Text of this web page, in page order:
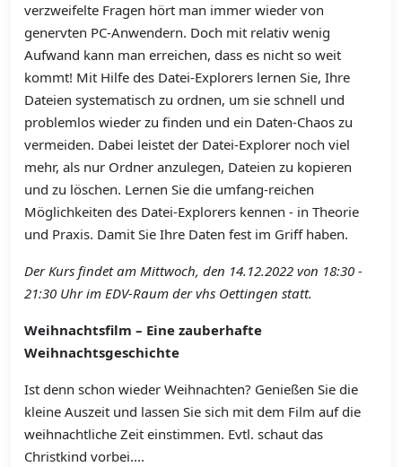
verzweifelte Fragen hört man immer wieder von
genervten PC-Anwendern. Doch mit relativ wenig
Aufwand kann man erreichen, dass es nicht so weit
kommt! Mit Hilfe des Datei-Explorers lernen Sie, Ihre
Dateien systematisch zu ordnen, um sie schnell und
problemlos wieder zu finden und ein Daten-Chaos zu
vermeiden. Dabei leistet der Datei-Explorer noch viel
mehr, als nur Ordner anzulegen, Dateien zu kopieren
und zu löschen. Lernen Sie die umfang-reichen
Möglichkeiten des Datei-Explorers kennen - in Theorie
und Praxis. Damit Sie Ihre Daten fest im Griff haben.
Der Kurs findet am Mittwoch, den 14.12.2022 von 18:30 -
21:30 Uhr im EDV-Raum der vhs Oettingen statt.
Weihnachtsfilm – Eine zauberhafte
Weihnachtsgeschichte
Ist denn schon wieder Weihnachten? Genießen Sie die
kleine Auszeit und lassen Sie sich mit dem Film auf die
weihnachtliche Zeit einstimmen. Evtl. schaut das
Christkind vorbei....